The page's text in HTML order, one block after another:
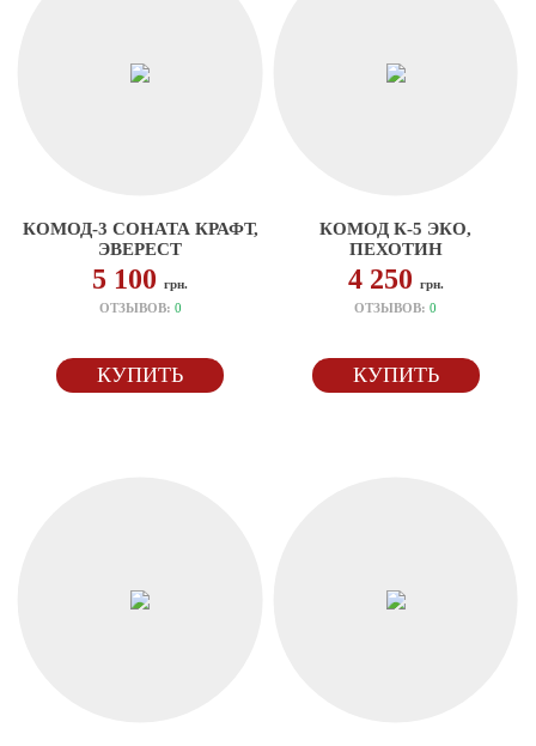
КОМОД-3 СОНАТА КРАФТ,
ЭВЕРЕСТ
5 100грн.
ОТЗЫВОВ: 0
КУПИТЬ
КОМОД К-5 ЭКО,
ПЕХОТИН
4 250 грн.
ОТЗЫВОВ:0
КУПИТЬ